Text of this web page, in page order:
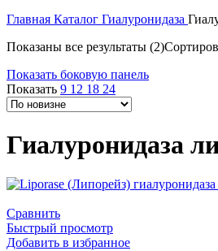
Главная Каталог Гиалуронидаза
Показаны все результаты (2)
Показать боковую панель
Показать 9 12 18 24
Гиалуронидаза
Сравнить
Быстрый просмотр
Добавить в избранное